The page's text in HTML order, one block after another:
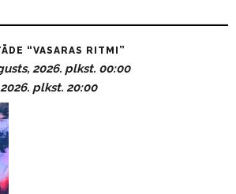
“VASARAS RITMI”
2026. plkst. 00:00
plkst. 20:00